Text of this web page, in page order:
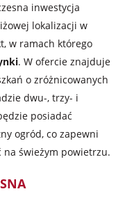
inwestycja
lokalizacji w
w ramach którego
. W ofercie znajduje
o zróżnicowanych
dwu-, trzy- i
posiadać
ogród, co zapewni
świeżym powietrzu.